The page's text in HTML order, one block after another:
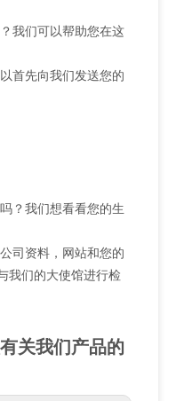
我们可以帮助您在这
首先向我们发送您的
？我们想看看您的生
司资料，网站和您的
我们的大使馆进行检
关我们产品的